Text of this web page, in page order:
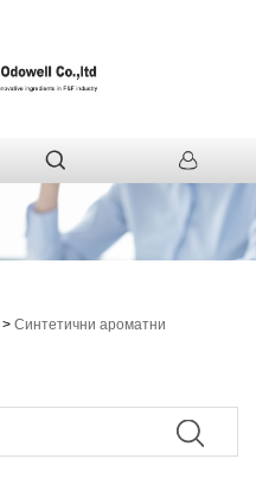
> Синтетични ароматни